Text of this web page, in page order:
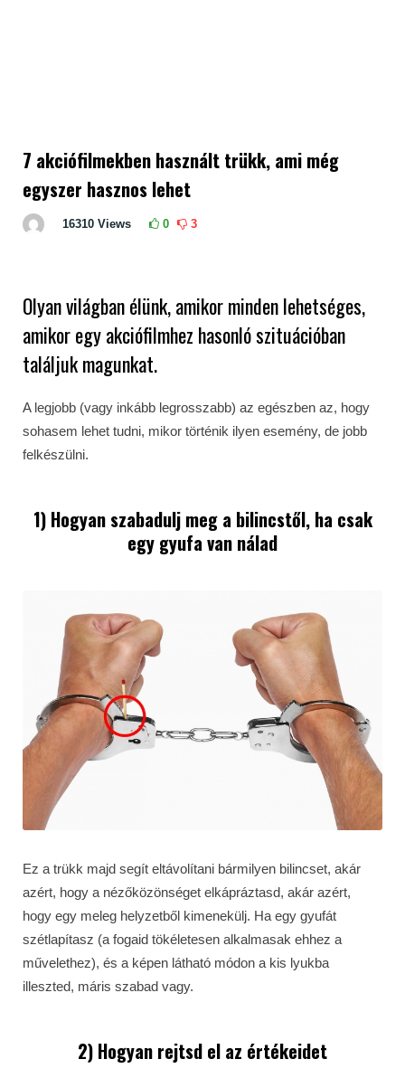
7 akciófilmekben használt trükk, ami még
egyszer hasznos lehet
16310 Views 0 3
Olyan világban élünk, amikor minden lehetséges,
amikor egy akciófilmhez hasonló szituációban
találjuk magunkat.
A legjobb (vagy inkább legrosszabb) az egészben az, hogy
sohasem lehet tudni, mikor történik ilyen esemény, de jobb
felkészülni.
1) Hogyan szabadulj meg a bilincstől, ha csak
egy gyufa van nálad
Ez a trükk majd segít eltávolítani bármilyen bilincset, akár
azért, hogy a nézőközönséget elkápráztasd, akár azért,
hogy egy meleg helyzetből kimenekülj. Ha egy gyufát
szétlapítasz (a fogaid tökéletesen alkalmasak ehhez a
művelethez), és a képen látható módon a kis lyukba
illeszted, máris szabad vagy.
2) Hogyan rejtsd el az értékeidet